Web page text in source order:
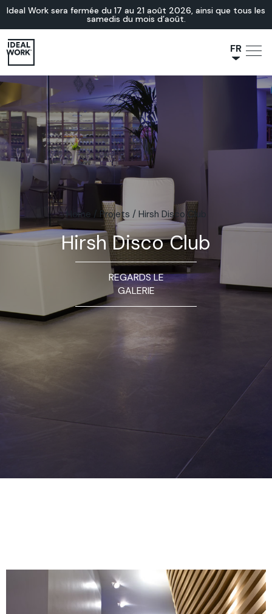
Ideal Work sera fermée du 17 au 21 août 2026, ainsi que tous les
samedis du mois d’août.
FR
Home / Projets / Hirsh Disco Club
Hirsh Disco Club
REGARDS LE
GALERIE